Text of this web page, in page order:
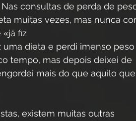
consultas de perda de
muitas vezes, mas nunca
«já fiz
uma dieta e perdi imenso peso
tempo, mas depois deixei de
mais do que aquilo que
existem muitas outras